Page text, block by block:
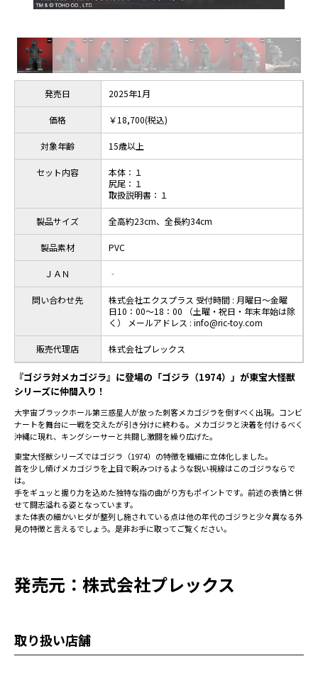
発売日 2025年1月
価格 ￥18,700(税込)
対象年齢 15歳以上
セット内容
本体：１
尻尾：１
取扱説明書：１
製品サイズ 全高約23cm、全長約34cm
製品素材 PVC
ＪＡＮ ‐
問い合わせ先
株式会社エクスプラス 受付時間 : 月曜日～金曜
日10：00～18：00 （土曜・祝日・年末年始は除
く） メールアドレス : info@ric-toy.com
販売代理店 株式会社プレックス
『ゴジラ対メカゴジラ』に登場の「ゴジラ（1974）」が東宝大怪獣
シリーズに仲間入り！
大宇宙ブラックホール第三惑星人が放った刺客メカゴジラを倒すべく出現。コンビ
ナートを舞台に一戦を交えたが引き分けに終わる。メカゴジラと決着を付けるべく
沖縄に現れ、キングシーサーと共闘し激闘を繰り広げた。
東宝大怪獣シリーズではゴジラ（1974）の特徴を繊細に立体化しました。
首を少し傾げメカゴジラを上目で睨みつけるような鋭い視線はこのゴジラならで
は。
手をギュッと握り力を込めた独特な指の曲がり方もポイントです。前述の表情と併
せて闘志溢れる姿となっています。
また体表の細かいヒダが整列し施されている点は他の年代のゴジラと少々異なる外
見の特徴と言えるでしょう。是非お手に取ってご覧ください。
発売元：株式会社プレックス
取り扱い店舗